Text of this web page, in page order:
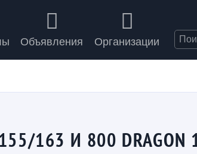
Объявления Организации
163 И 800 DRAGON